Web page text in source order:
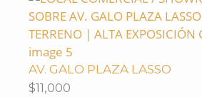
AV. GALO PLAZA LASSO
$11,000